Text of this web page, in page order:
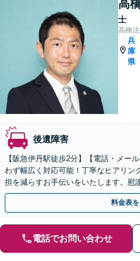
高
士
高橋
兵
庫
県
後遺障害
【阪急伊丹駅徒歩2分】【電話・メー
わず幅広く対応可能！丁寧なヒアリン
担を減らすお手伝いをいたします。慰
ど【夜間休日対応可】【オンライン面
料金表
電話でお問い合わせ